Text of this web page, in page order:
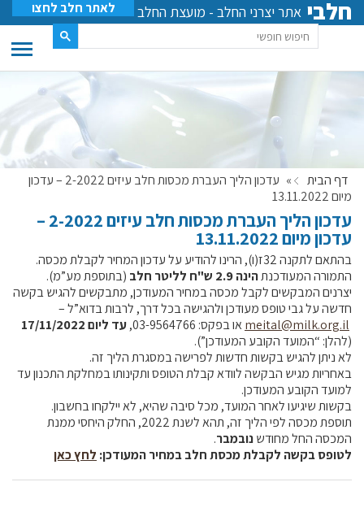
חלבי אתר יצרני החלב - מועצת החלב לאתר חלב לחצו
דף הבית »
עדכון הליך העברת מכסות חלב עיזים 2-2022 – עדכון
מיום 13.11.2022
עדכון הליך העברת מכסות חלב עיזים 2-2022 –
עדכון מיום 13.11.2022
בהתאם לתקנה 32ז(ו), הרינו להודיע על עדכון המחיר לקבלת מכסה.
התמורה המעודכנתהינה 2.9 ש"ח לליטר חלב
(בתוספת מע”מ).
יצרנים המבקשים לקבל מכסה במחיר המעודכן, מתבקשים להגיש בקשה
חדשה על גבי טופס מעודכן ולהגישה בכל דרך, לרבות בדוא”ל –
meital@milk.org.ilאו בפקס: 03-9564766,
עד ליום 17/11/2022
(להלן: “המועד הקובע המעודכן”).
לא ניתן להגיש בקשות חדשות לפרישה במסגרת הליך זה.
באחריות מגיש הבקשה לוודא קבלת הטופס ותקינותו במחלקת התכנון עד
למועד הקובע המעודכן.
בקשות שיגיעו לאחר המועד, מכל סיבה שהיא, לא יילקחו בחשבון.
תוספת מכסה לפי הליך זה, תהא לשנת 2022, החלק היחסי ממנת
המכסה החל מחודשנובמבר.
לטופס בקשה לקבלת מכסת חלב במחיר המעודכן: לחץ כאן